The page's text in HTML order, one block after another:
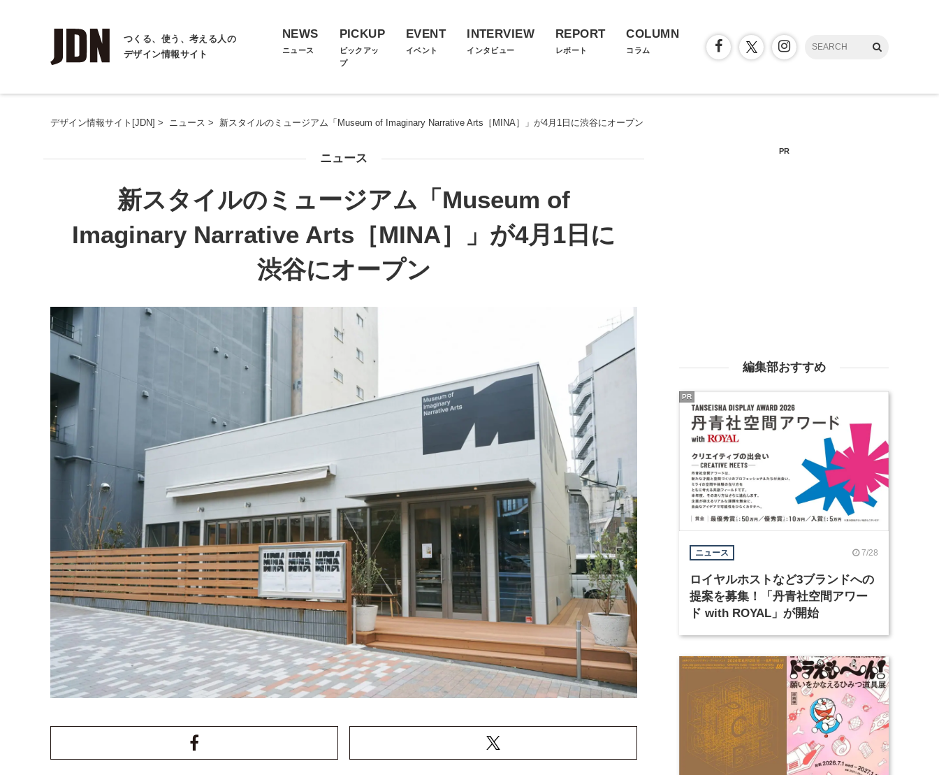
つくる、使う、考える人の
デザイン情報サイト
NEWS
ニュース
PICKUP
ピックアッ
プ
EVENT
イベント
INTERVIEW
インタビュー
REPORT
レポート
COLUMN
コラム
デザイン情報サイト[JDN] > ニュース > 新スタイルのミュージアム「Museum of Imaginary Narrative Arts［MINA］」が4月1日に渋谷にオープン
ニュース
新スタイルのミュージアム「Museum of
Imaginary Narrative Arts［MINA］」が4月1日に
渋谷にオープン
PR
編集部おすすめ
ニュース 7/28
ロイヤルホストなど3ブランドへの
提案を募集！「丹青社空間アワー
ド with ROYAL」が開始
PR